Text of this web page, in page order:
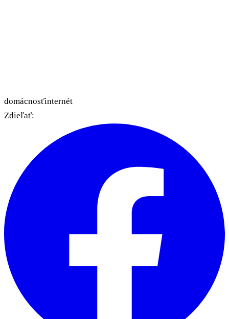
domácnosťinternét
Zdieľať: